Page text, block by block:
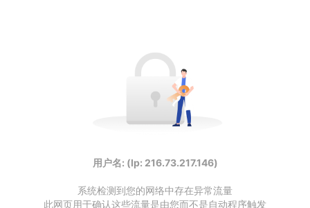
用户名: (Ip: 216.73.217.146)
系统检测到您的网络中存在异常流量
此网页用于确认这些流量是由您而不是自动程序触发